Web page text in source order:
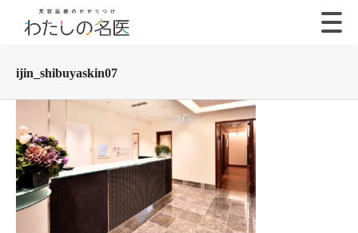
ijin_shibuyaskin07